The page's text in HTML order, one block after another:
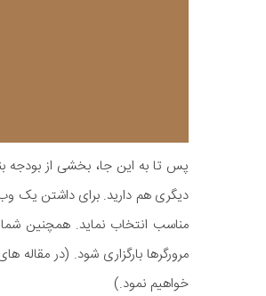
پس تا به این جا، بخشی از بودجه
دیگری هم دارید. برای داشتن یک
مناسب انتخاب نماید. همچنین
مرورگرها بارگزاری شود. (در
خواهیم نمود.)